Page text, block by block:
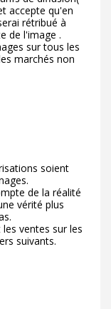
accepte qu'en
rétribué à
de l'image .
sur tous les
marchés non
soient
de la réalité
vérité plus
ventes sur les
suivants.